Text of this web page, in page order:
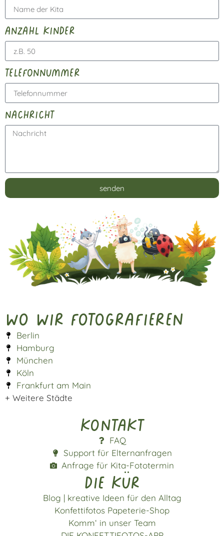
anzahl kinder
telefonnummer
nachricht
senden
Wo wir fotografieren
Berlin
Hamburg
München
Köln
Frankfurt am Main
+ Weitere Städte
Kontakt
FAQ
Support für Elternanfragen
Anfrage für Kita-Fototermin
die kür
Blog | kreative Ideen für den Alltag
Konfettifotos Papeterie-Shop
Komm‘ in unser Team